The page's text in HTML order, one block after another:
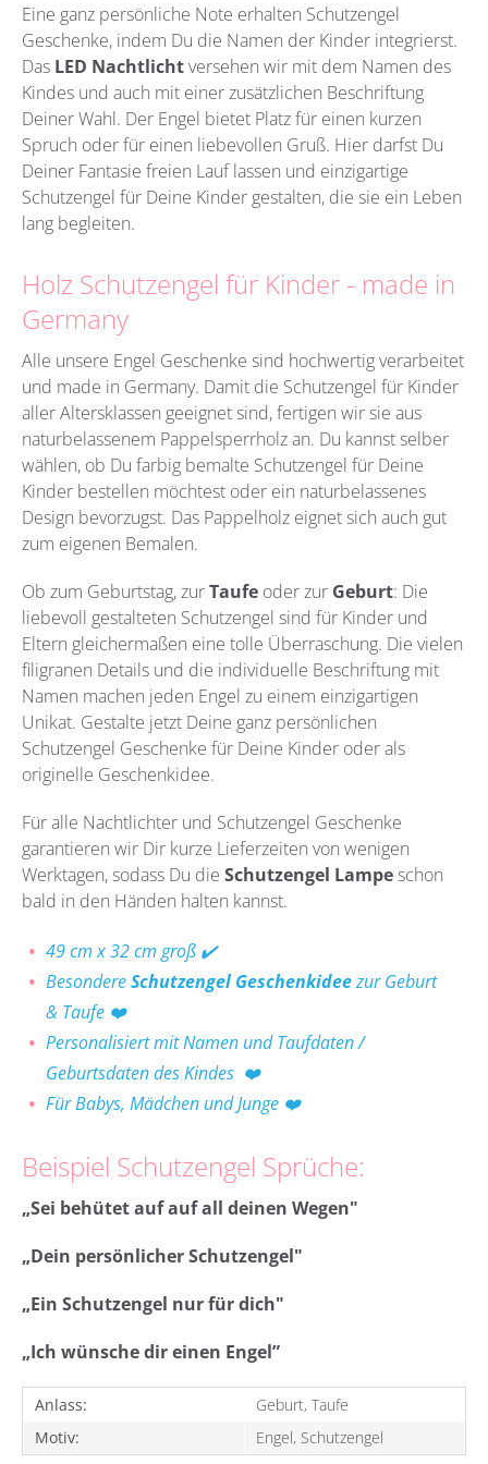
Eine ganz persönliche Note erhalten Schutzengel
Geschenke, indem Du die Namen der Kinder integrierst.
Das LED Nachtlichtversehen wir mit dem Namen des
Kindes und auch mit einer zusätzlichen Beschriftung
Deiner Wahl. Der Engel bietet Platz für einen kurzen
Spruch oder für einen liebevollen Gruß. Hier darfst Du
Deiner Fantasie freien Lauf lassen und einzigartige
Schutzengel für Deine Kinder gestalten, die sie ein Leben
lang begleiten.
Holz Schutzengel für Kinder - made in
Germany
Alle unsere Engel Geschenke sind hochwertig verarbeitet
und made in Germany. Damit die Schutzengel für Kinder
aller Altersklassen geeignet sind, fertigen wir sie aus
naturbelassenem Pappelsperrholz an. Du kannst selber
wählen, ob Du farbig bemalte Schutzengel für Deine
Kinder bestellen möchtest oder ein naturbelassenes
Design bevorzugst. Das Pappelholz eignet sich auch gut
zum eigenen Bemalen.
Ob zum Geburtstag, zurTaufe oder zur Geburt: Die
liebevoll gestalteten Schutzengel sind für Kinder und
Eltern gleichermaßen eine tolle Überraschung. Die vielen
filigranen Details und die individuelle Beschriftung mit
Namen machen jeden Engel zu einem einzigartigen
Unikat. Gestalte jetzt Deine ganz persönlichen
Schutzengel Geschenke für Deine Kinder oder als
originelle Geschenkidee.
Für alle Nachtlichter und Schutzengel Geschenke
garantieren wir Dir kurze Lieferzeiten von wenigen
Werktagen, sodass Du die Schutzengel Lampeschon
bald in den Händen halten kannst.
49 cm x 32 cm groß ✔️
BesondereSchutzengel Geschenkideezur Geburt
& Taufe ❤️
Personalisiert mit Namen und Taufdaten /
Geburtsdaten des Kindes ❤️
Für Babys, Mädchen und Junge ❤️
Beispiel Schutzengel Sprüche:
„Sei behütet auf auf all deinen Wegen"
„Dein persönlicher Schutzengel"
„Ein Schutzengel nur für dich"
„Ich wünsche dir einen Engel”
Anlass:
Geburt, Taufe
Motiv:
Engel, Schutzengel